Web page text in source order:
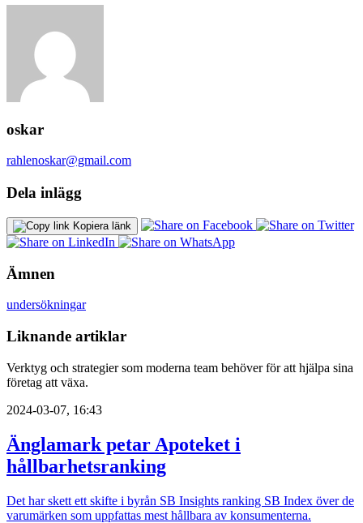
oskar
rahlenoskar@gmail.com
Dela inlägg
Kopiera länk
Ämnen
undersökningar
Liknande artiklar
Verktyg och strategier som moderna team behöver för att hjälpa sina
företag att växa.
2024-03-07, 16:43
Änglamark petar Apoteket i
hållbarhetsranking
Det har skett ett skifte i byrån SB Insights ranking SB Index över de
varumärken som uppfattas mest hållbara av konsumenterna.